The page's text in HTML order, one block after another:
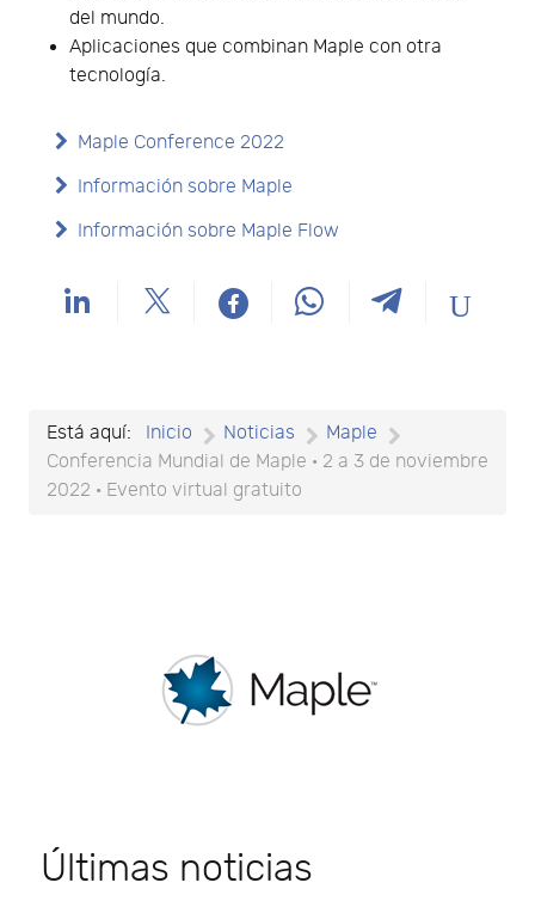
del mundo.
Aplicaciones que combinan Maple con otra
tecnología.
Maple Conference 2022
Información sobre Maple
Información sobre Maple Flow
Está aquí: Inicio Noticias
Maple
Conferencia Mundial de Maple · 2 a 3 de noviembre
2022 · Evento virtual gratuito
Últimas noticias